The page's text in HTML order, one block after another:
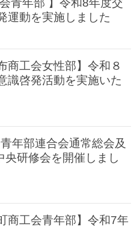
青年部 】令和8年度交
運動を実施しました
商工会女性部】令和８
識啓発活動を実施いた
年部連合会通常総会及
央研修会を開催しまし
商工会青年部】令和7年